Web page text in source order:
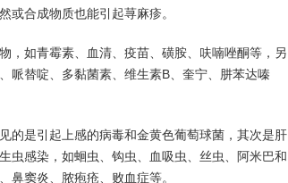
或合成物质也能引起荨麻疹。
，如青霉素、血清、疫苗、磺胺、呋喃唑酮等，另
哌替啶、多黏菌素、维生素B、奎宁、肼苯达嗪
的是引起上感的病毒和金黄色葡萄球菌，其次是肝
虫感染，如蛔虫、钩虫、血吸虫、丝虫、阿米巴和
鼻窦炎、脓疱疮、败血症等。